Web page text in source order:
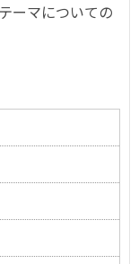
ーマについての